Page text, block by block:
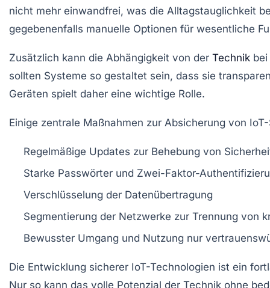
nicht mehr einwandfrei, was die Alltagstauglichkeit
gegebenenfalls manuelle Optionen für wesentliche
Zusätzlich kann die Abhängigkeit von der Technik
sollten Systeme so gestaltet sein, dass sie
Geräten spielt daher eine wichtige Rolle.
Einige zentrale Maßnahmen zur Absicherung von
Regelmäßige Updates zur Behebung von
Starke Passwörter und Zwei-Faktor-
Verschlüsselung der Datenübertragung
Segmentierung der Netzwerke zur Trennung von
Bewusster Umgang und Nutzung nur
Die Entwicklung sicherer IoT-Technologien ist ein
Nur so kann das volle Potenzial der Technik ohne